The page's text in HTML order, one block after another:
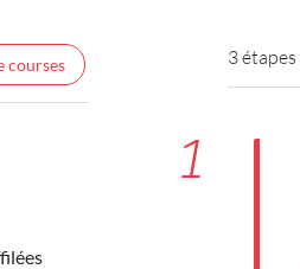
courses 3 étapes
1